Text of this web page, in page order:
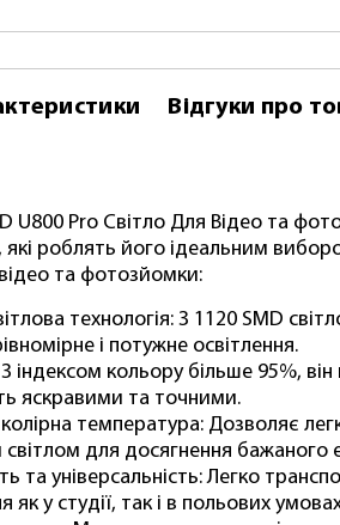
Відгуки про
U800 Pro Світло Для Відео та
роблять його ідеальним
та фотозйомки:
технологія: З 1120 SMD
і потужне освітлення.
З індексом кольору більше 95%,
яскравими та точними.
колірна температура: Дозволяє
для досягнення бажаного
та універсальність: Легко
як у студії, так і в польових